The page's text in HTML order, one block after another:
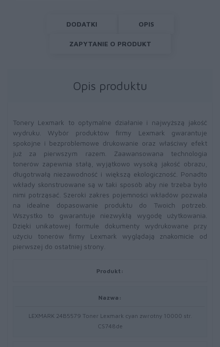
DODATKI OPIS
ZAPYTANIE O PRODUKT
Opis produktu
Tonery Lexmark to optymalne działanie i najwyższą jakość
wydruku. Wybór produktów firmy Lexmark gwarantuje
spokojne i bezproblemowe drukowanie oraz właściwy efekt
już za pierwszym razem. Zaawansowana technologia
tonerów zapewnia stałą, wyjątkowo wysoką jakość obrazu,
długotrwałą niezawodność i większą ekologiczność. Ponadto
wkłady skonstruowane są w taki sposób aby nie trzeba było
nimi potrząsać. Szeroki zakres pojemności wkładów pozwala
na idealne dopasowanie produktu do Twoich potrzeb.
Wszystko to gwarantuje niezwykłą wygodę użytkowania.
Dzięki unikatowej formule dokumenty wydrukowane przy
użyciu tonerów firmy Lexmark wyglądają znakomicie od
pierwszej do ostatniej strony.
Produkt:
Nazwa:
LEXMARK 24B5579 Toner Lexmark cyan zwrotny 10000 str.
CS748de